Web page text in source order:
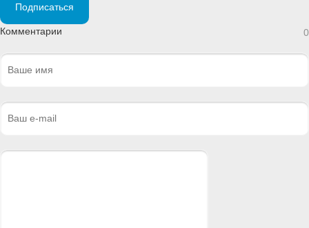
Подписаться
Комментарии 0